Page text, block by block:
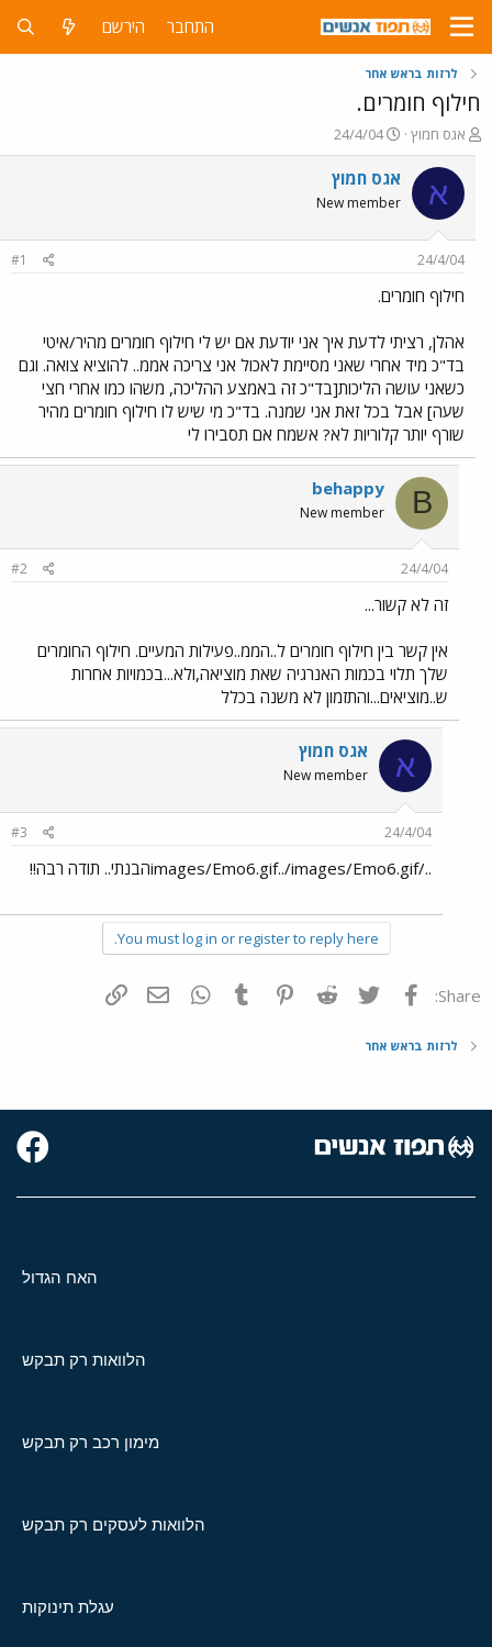
התחבר הירשם
לרזות בראש אחר
חילוף חומרים.
פ
ו
ת
ח
ה
ש
א
אגס חמוץ
פ
ו
ר
ס
ם
ר
ך
24/4/04
א אגס חמוץ
New member
24/4/04
#1
חילוף חומרים.
אהלן, רציתי לדעת איך אני יודעת אם יש לי חילוף חומרים מהיר/איטי
בד"כ מיד אחרי שאני מסיימת לאכול אני צריכה אממ.. להוציא צואה. וגם
כשאני עושה הליכות[בד"כ זה באמצע ההליכה, משהו כמו אחרי חצי
שעה] אבל בכל זאת אני שמנה. בד"כ מי שיש לו חילוף חומרים מהיר
שורף יותר קלוריות לא? אשמח אם תסבירו לי
B
behappy
New member
24/4/04
#2
זה לא קשור...
אין קשר בין חילוף חומרים ל..הממ..פעילות המעיים. חילוף החומרים
שלך תלוי בכמות האנרגיה שאת מוציאה,ולא...בכמויות אחרות
ש..מוציאים...והתזמון לא משנה בכלל
א אגס חמוץ
New member
24/4/04
#3
../images/Emo6.gif../images/Emo6.gifהבנתי.. תודה רבה!!
You must log in or register to reply here.
Share: פייסבוק Twitter
Reddit
Pinterest
Tumblr
WhatsAppדואר אלקטרוני
לרזות בראש אחר
האח הגדול
הלוואות רק תבקש
מימון רכב רק תבקש
הלוואות לעסקים רק תבקש
עגלת תינוקות